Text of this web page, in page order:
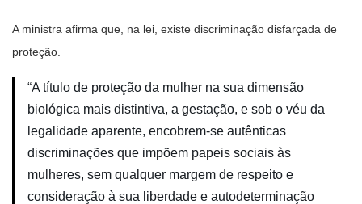
A ministra afirma que, na lei, existe discriminação disfarçada de
proteção.
“A título de proteção da mulher na sua dimensão
biológica mais distintiva, a gestação, e sob o véu da
legalidade aparente, encobrem-se autênticas
discriminações que impõem papeis sociais às
mulheres, sem qualquer margem de respeito e
consideração à sua liberdade e autodeterminação